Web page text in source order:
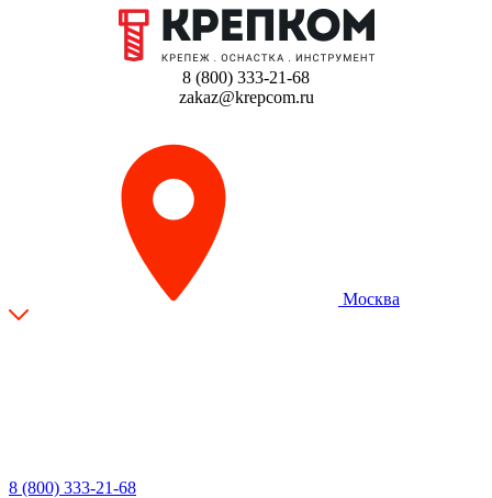
8 (800) 333-21-68
zakaz@krepcom.ru
Москва
8 (800) 333-21-68